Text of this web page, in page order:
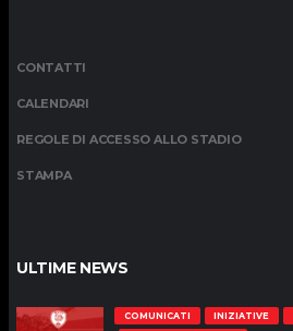
CONTATTI
CALENDARI
REGOLE DI ACCESSO ALLO STADIO
STAMPA
ULTIME NEWS
COMUNICATI INIZIATIVE